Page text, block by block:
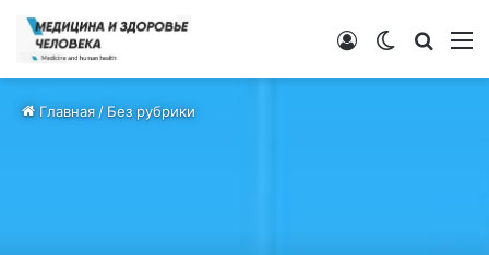
Switch skin
Войти
Главная/Без рубрики